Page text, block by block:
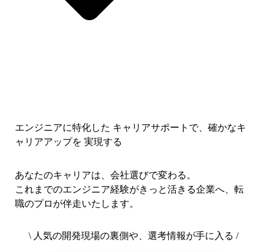
エンジニアに特化した キャリアサポートで、 確かなキ
ャリアアップを 実現する
あなたのキャリアは、会社選びで変わる。
これまでのエンジニア経験がきっと活きる企業へ、転
職のプロが伴走いたします。
\ 人気の開発現場の裏側や、選考情報が手に入る /